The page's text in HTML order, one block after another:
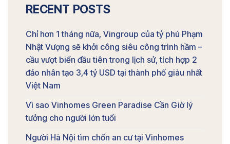
RECENT POSTS
Chỉ hơn 1 tháng nữa, Vingroup của tỷ phú Phạm
Nhật Vượng sẽ khởi công siêu công trình hầm –
cầu vượt biển đầu tiên trong lịch sử, tích hợp 2
đảo nhân tạo 3,4 tỷ USD tại thành phố giàu nhất
Việt Nam
Vì sao Vinhomes Green Paradise Cần Giờ lý
tưởng cho người lớn tuổi
Người Hà Nội tìm chốn an cư tại Vinhomes